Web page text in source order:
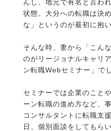
んし、地元で有名と言わ
状態。大分への転職は決
な」というのが最初に抱
そんな時、妻から「こん
のがリージョナルキャリ
ン転職Webセミナー」で
セミナーでは企業のこと
ーン転職の進め方など、
コンサルタントに転職支
日、個別面談をしてもら